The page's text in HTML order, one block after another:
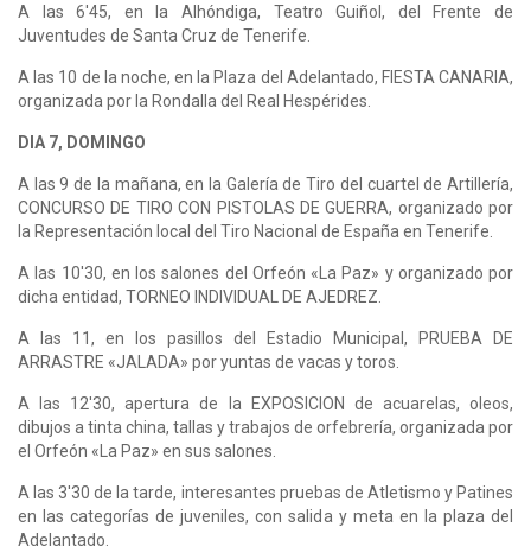
A las 6'45, en la Alhóndiga, Teatro Guiñol, del Frente de
Juventudes de Santa Cruz de Tenerife.
A las 10 de la noche, en la Plaza del Adelantado, FIESTA CANARIA,
organizada por la Rondalla del Real Hespérides.
DIA 7, DOMINGO
A las 9 de la mañana, en la Galería de Tiro del cuartel de Artillería,
CONCURSO DE TIRO CON PISTOLAS DE GUERRA, organizado por
la Representación local del Tiro Nacional de España en Tenerife.
A las 10'30, en los salones del Orfeón «La Paz» y organizado por
dicha entidad, TORNEO INDIVIDUAL DE AJEDREZ.
A las 11, en los pasillos del Estadio Municipal, PRUEBA DE
ARRASTRE «JALADA» por yuntas de vacas y toros.
A las 12'30, apertura de la EXPOSICION de acuarelas, oleos,
dibujos a tinta china, tallas y trabajos de orfebrería, organizada por
el Orfeón «La Paz» en sus salones.
A las 3'30 de la tarde, interesantes pruebas de Atletismo y Patines
en las categorías de juveniles, con salida y meta en la plaza del
Adelantado.